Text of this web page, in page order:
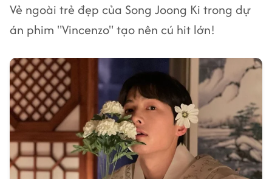
Vẻ ngoài trẻ đẹp của Song Joong Ki trong dự
án phim "Vincenzo" tạo nên cú hit lớn!